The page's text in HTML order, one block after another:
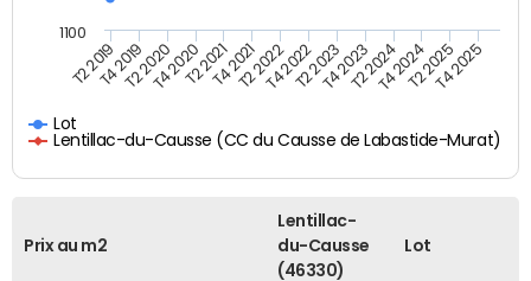
Lot
Lentillac-du-Causse (CC du Causse de Labastide-Murat)
T2 2019T4 2019T2 2020T4 2020T2 2021T4 2021T2 2022T4 2022T2 2023T4 2023T2 2024T4 2024T2 2025T4 2025
1100
Prix au m2
Lentillac-
du-Causse
(46330)
Lot